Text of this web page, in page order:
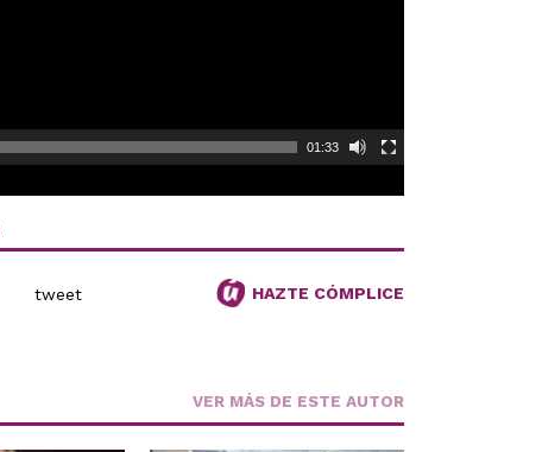
01:33
tweet HAZTE CÓMPLICE
VER MÁS DE ESTE AUTOR